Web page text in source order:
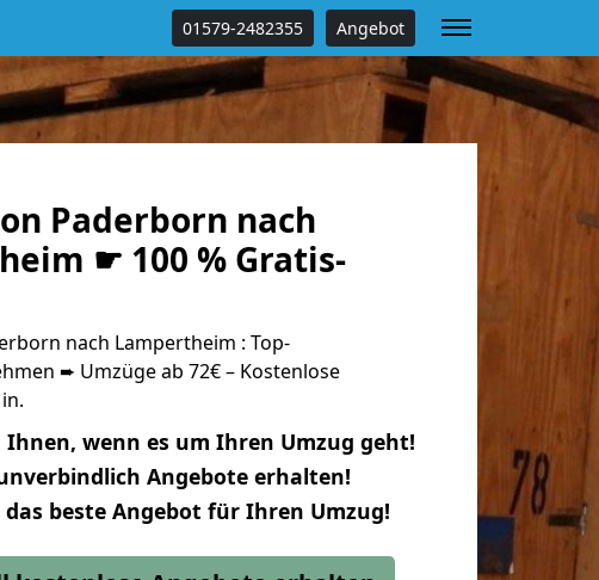
01579-2482355 Angebot
Paderborn nach
☛ 100 % Gratis-
nach Lampertheim : Top-
➨ Umzüge ab 72€ – Kostenlose
wenn es um Ihren Umzug geht!
Angebote erhalten!
das beste Angebot für Ihren Umzug!